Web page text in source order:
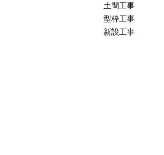
土間工事
型枠工事
新設工事